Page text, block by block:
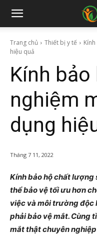
Trang chủ Thiết bị y tế
hiệu quả
Kính bảo
nghiệm
dụng
Tháng 7 11, 2022
Kính bảo hộ chất lượng
thể bảo vệ tối ưu hơn
việc và môi trường độc
phải bảo vệ mắt. Cùng
mắt thật chuyên